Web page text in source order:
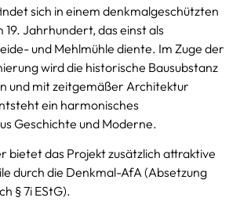
sich in einem denkmalgeschützten
19. Jahrhundert, das einst als
und Mehlmühle diente. Im Zuge der
wird die historische Bausubstanz
und mit zeitgemäßer Architektur
ein harmonisches
Geschichte und Moderne.
bietet das Projekt zusätzlich attraktive
durch die Denkmal-AfA (Absetzung
§ 7i EStG).